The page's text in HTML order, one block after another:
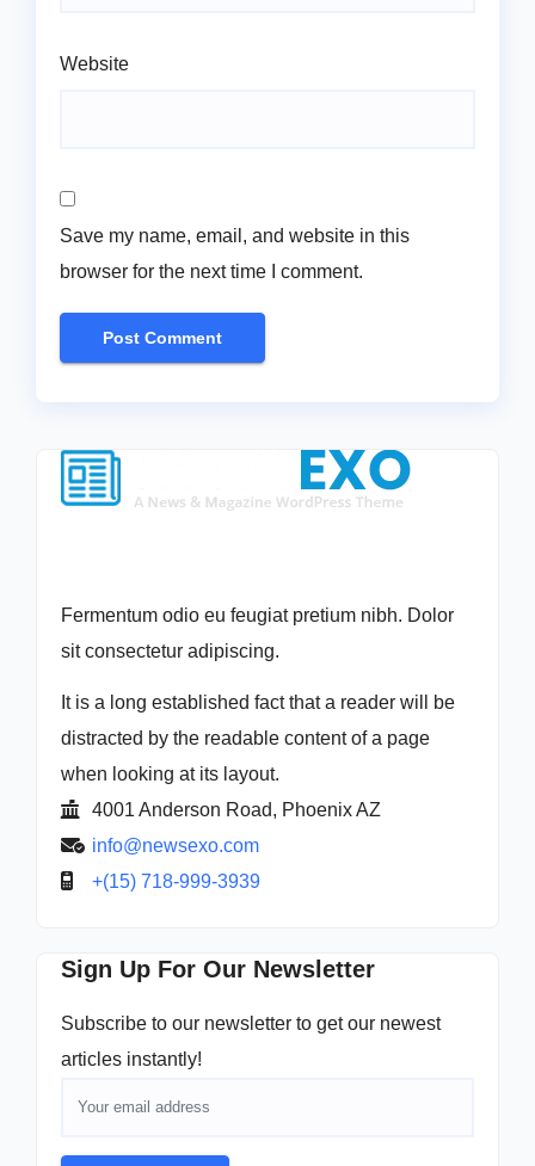
Website
Save my name, email, and website in this
browser for the next time I comment.
Fermentum odio eu feugiat pretium nibh. Dolor
sit consectetur adipiscing.
It is a long established fact that a reader will be
distracted by the readable content of a page
when looking at its layout.
4001 Anderson Road, Phoenix AZ
info@newsexo.com
+(15) 718-999-3939
Sign Up For Our Newsletter
Subscribe to our newsletter to get our newest
articles instantly!